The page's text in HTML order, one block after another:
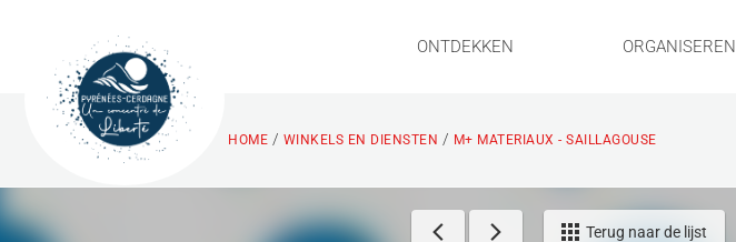
ONTDEKKEN ORGANISEREN
HOME / WINKELS EN DIENSTEN / M+ MATERIAUX - SAILLAGOUSE
Terug naar de lijst